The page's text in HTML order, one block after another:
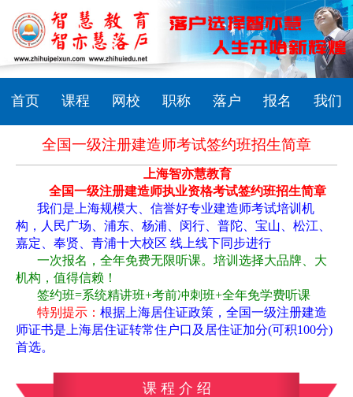
首页 课程 网校 职称 落户 报名 我们
全国一级注册建造师考试签约班招生简章
上海智亦慧教育
全国一级注册建造师执业资格考试签约班招生简章
我们是上海规模大、信誉好专业建造师考试培训机
构，人民广场、浦东、杨浦、闵行、普陀、宝山、松江、
嘉定、奉贤、青浦十大校区 线上线下同步进行
一次报名，全年免费无限听课。培训选择大品牌、大
机构，值得信赖！
签约班=系统精讲班+考前冲刺班+全年免学费听课
特别提示：根据上海居住证政策，全国一级注册建造
师证书是上海居住证转常住户口及居住证加分(可积100分)
首选。
课 程 介 绍